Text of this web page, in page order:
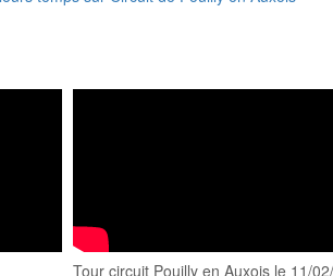
Tour circuit Pouilly en Auxois le 11/